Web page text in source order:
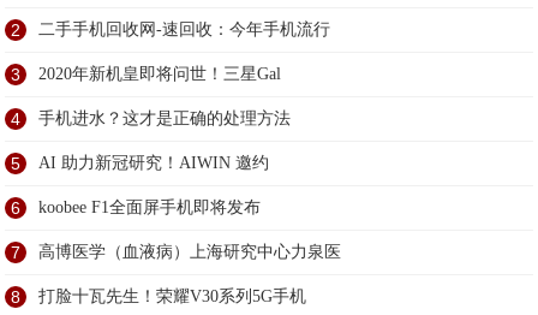
2 二手手机回收网-速回收：今年手机流行
3 2020年新机皇即将问世！三星Gal
4 手机进水？这才是正确的处理方法
5 AI 助力新冠研究！AIWIN 邀约
6 koobee F1全面屏手机即将发布
7 高博医学（血液病）上海研究中心力泉医
8 打脸十瓦先生！荣耀V30系列5G手机